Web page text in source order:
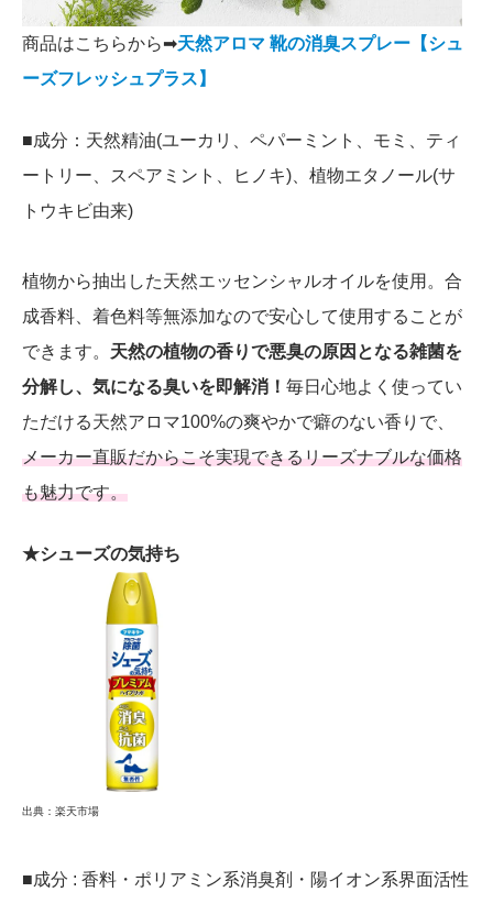
商品はこちらから➡天然アロマ 靴の消臭スプレー【シュ
ーズフレッシュプラス】
■成分：天然精油(ユーカリ、ペパーミント、モミ、ティ
ートリー、スペアミント、ヒノキ)、植物エタノール(サ
トウキビ由来)
植物から抽出した天然エッセンシャルオイルを使用。合
成香料、着色料等無添加なので安心して使用することが
できます。 天然の植物の香りで悪臭の原因となる雑菌を
分解し、気になる臭いを即解消！ 毎日心地よく使ってい
ただける天然アロマ100%の爽やかで癖のない香りで、
メーカー直販だからこそ実現できるリーズナブルな価格
も魅力です。
★シューズの気持ち
出典：楽天市場
■成分 : 香料・ポリアミン系消臭剤・陽イオン系界面活性